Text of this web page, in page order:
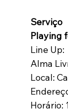
Serviço
Playing
Line Up:
Alma
Local:
Horário: